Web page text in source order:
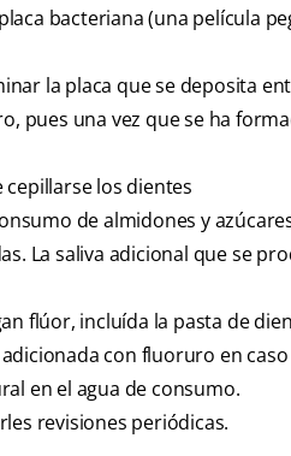
bacteriana (una película
la placa que se deposita
pues una vez que se ha
cepillarse los dientes
de almidones y
La saliva adicional que se
flúor, incluída la pasta de
con fluoruro en
en el agua de consumo.
revisiones periódicas.